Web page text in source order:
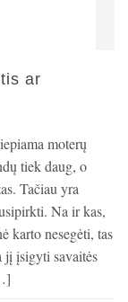
ar
moterų
tiek daug, o
Tačiau yra
Na ir kas,
karto nesegėti, tas
jį įsigyti savaitės